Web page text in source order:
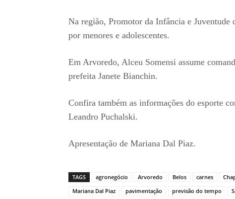
Na região, Promotor da Infância e Juventude
por menores e adolescentes.
Em Arvoredo, Alceu Somensi assume
prefeita Janete Bianchin.
Confira também as informações do esporte
Leandro Puchalski.
Apresentação de Mariana Dal Piaz.
TAGS agronegócio Arvoredo Belos carnes
Mariana Dal Piaz
pavimentação previsão do tempo